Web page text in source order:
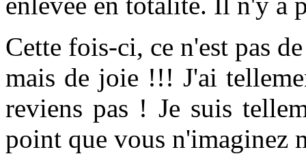
Cette fois-ci, ce n'est pas
mais de joie !!!J'ai
reviens pas ! Je suis
point que vous n'imaginez